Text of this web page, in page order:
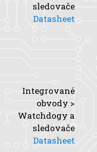
sledovače
Datasheet
Integrované
obvody >
Watchdogy a
sledovače
Datasheet